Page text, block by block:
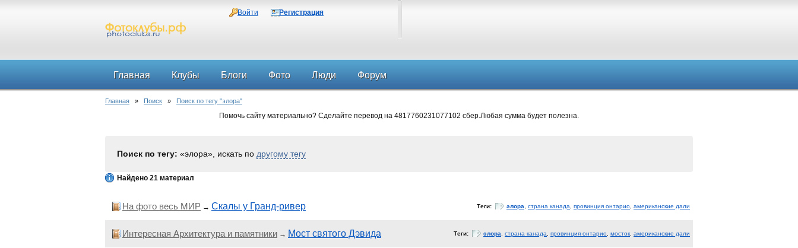
Войти Регистрация
Главная Клубы Блоги Фото Люди Форум
Главная » Поиск » Поиск по тегу "элора"
Помочь сайту материально? Сделайте перевод на 4817760231077102 сбер.Любая сумма будет полезна.
Поиск по тегу: «элора», искать по другому тегу
Найдено 21 материал
На фото весь МИР → Скалы у Гранд-ривер Теги: элора страна канада провинция онтарио американские дали
Интересная Архитектура и памятники → Мост святого Дэвида Теги: элора страна канада провинция онтарио мосток американские дали